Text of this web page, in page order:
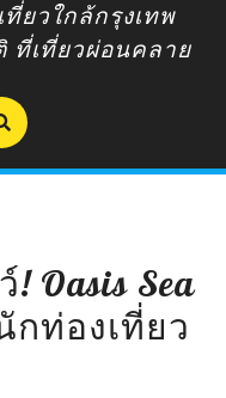
ยวใกล้กรุงเทพ
ที่เที่ยวผ่อนคลาย
Oasis Sea
ท่องเที่ยว